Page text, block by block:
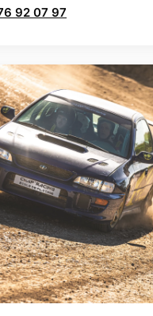
92 07 97